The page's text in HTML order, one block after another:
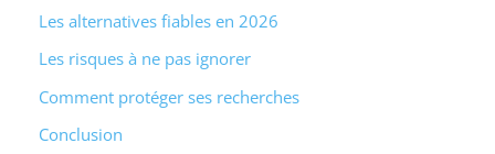
Les alternatives fiables en 2026
Les risques à ne pas ignorer
Comment protéger ses recherches
Conclusion